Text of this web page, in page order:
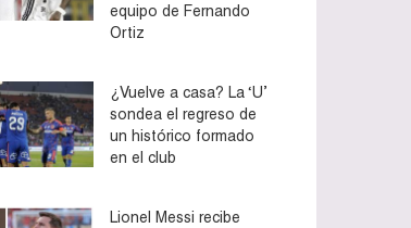
equipo de Fernando
Ortiz
¿Vuelve a casa? La ‘U’
sondea el regreso de
un histórico formado
en el club
Lionel Messi recibe